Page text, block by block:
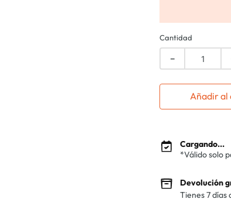
Cantidad
－
Añadir
Cargando...
*Válido solo
Devolución
Tienes 7 días